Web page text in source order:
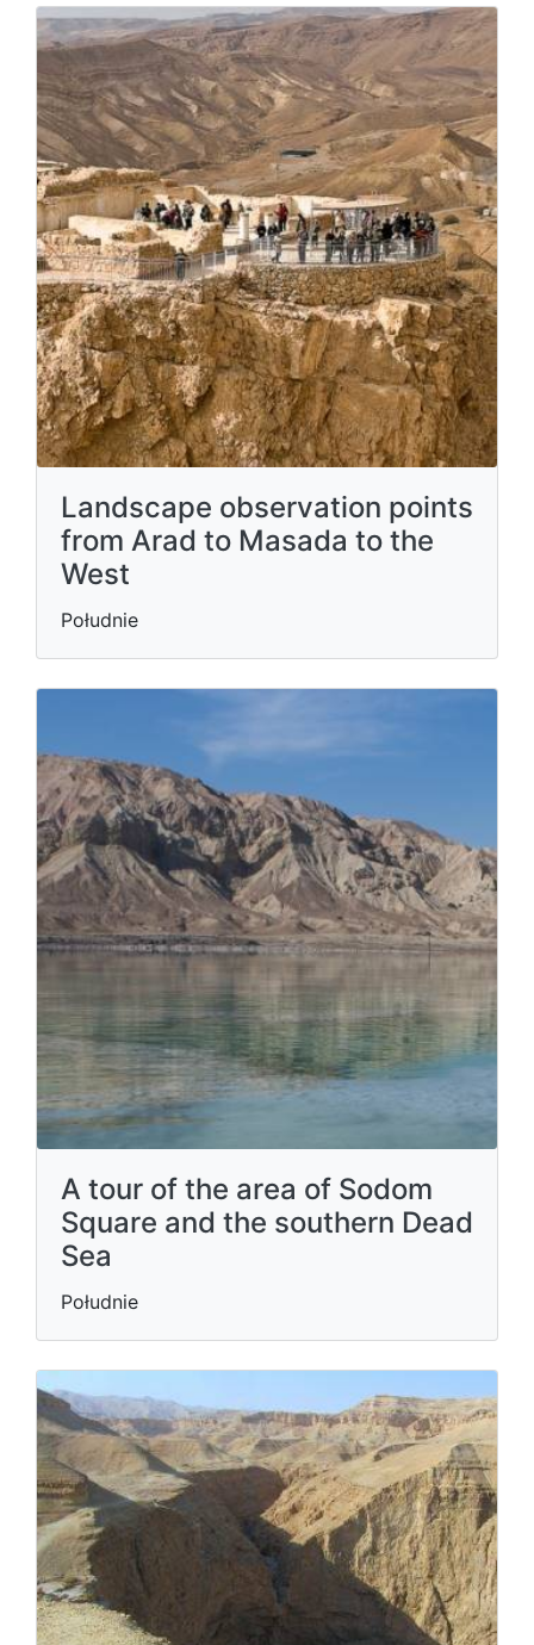
Landscape observation points
from Arad to Masada to the
West
Południe
A tour of the area of Sodom
Square and the southern Dead
Sea
Południe